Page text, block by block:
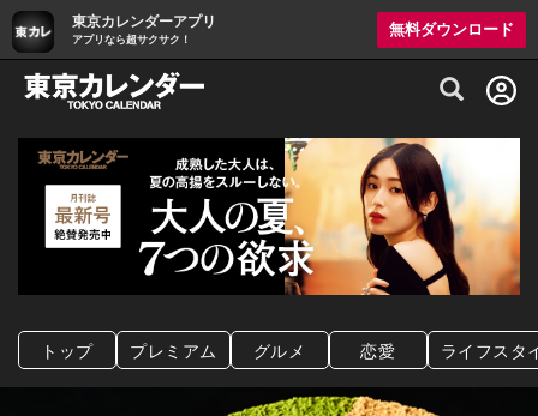
東京カレンダーアプリ
アプリなら超サクサク！
無料ダウンロード
グルメ情報・プレミアムレストラン予約
トップ プレミアム グルメ 恋愛 ライフスタ